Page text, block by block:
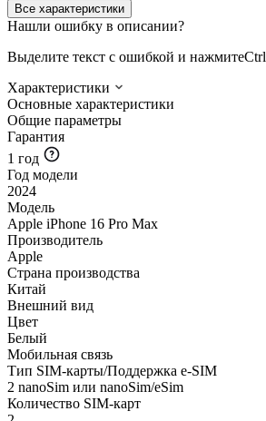
Все характеристики
Нашли ошибку в описании?
Выделите текст с ошибкой и нажмитеCtrl
Характеристики
Основные характеристики
Общие параметры
Гарантия
1 год
Год модели
2024
Модель
Apple iPhone 16 Pro Max
Производитель
Apple
Страна производства
Китай
Внешний вид
Цвет
Белый
Мобильная связь
Тип SIM-карты/Поддержка e-SIM
2 nanoSim или nanoSim/eSim
Количество SIM-карт